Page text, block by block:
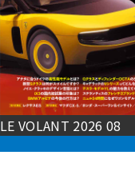
LE VOLANT 2026 08